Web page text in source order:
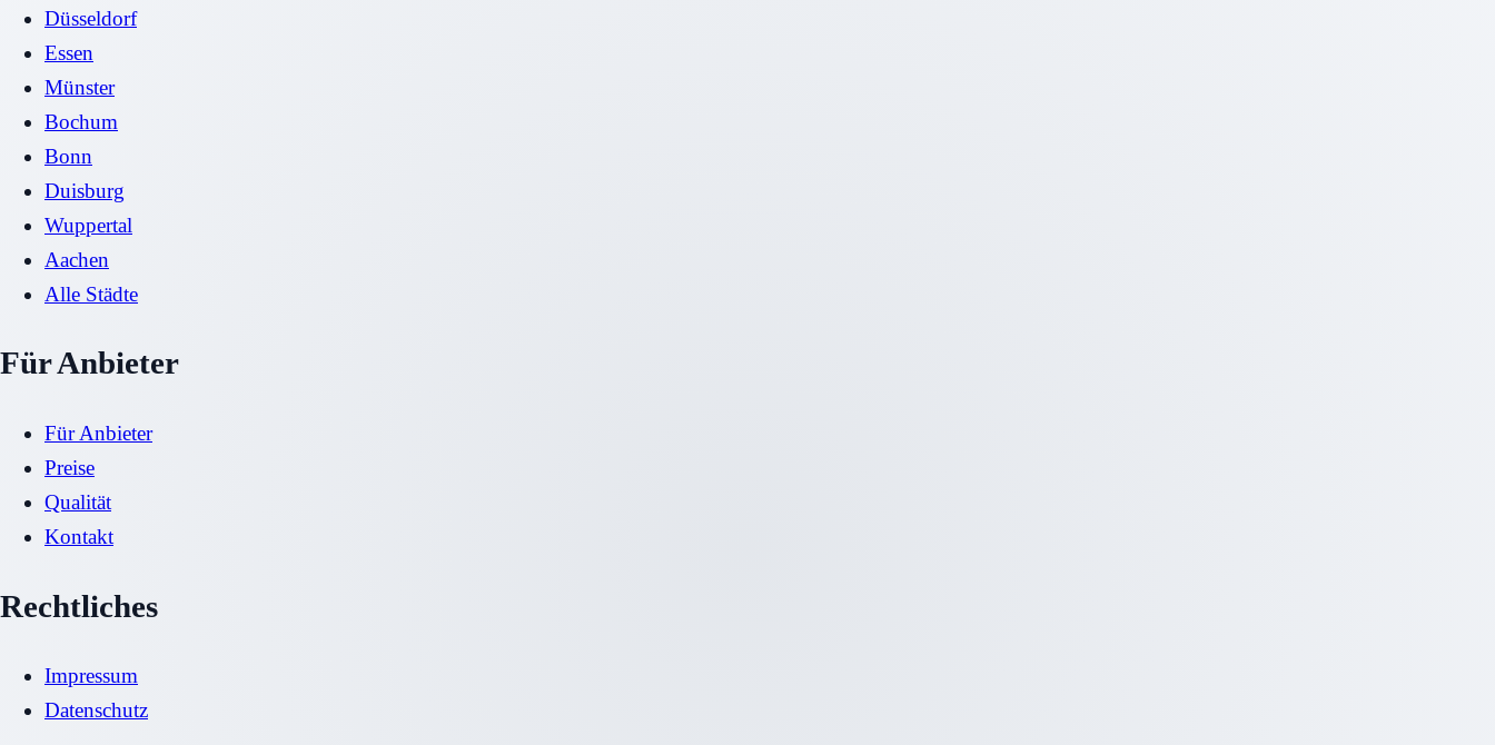
Düsseldorf
Essen
Münster
Bochum
Bonn
Duisburg
Wuppertal
Aachen
Alle Städte
Für Anbieter
Für Anbieter
Preise
Qualität
Kontakt
Rechtliches
Impressum
Datenschutz